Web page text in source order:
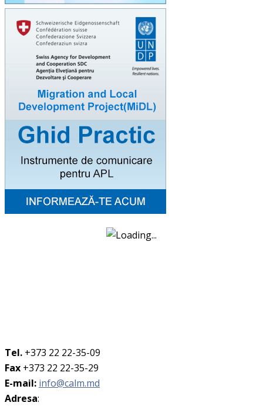
Tel. +373 22 22-35-09
Fax +373 22 22-35-29
E-mail: info@calm.md
Adresa: